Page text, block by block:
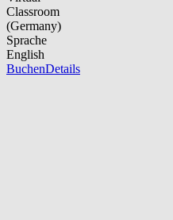
Classroom
(Germany)
Sprache
English
BuchenDetails